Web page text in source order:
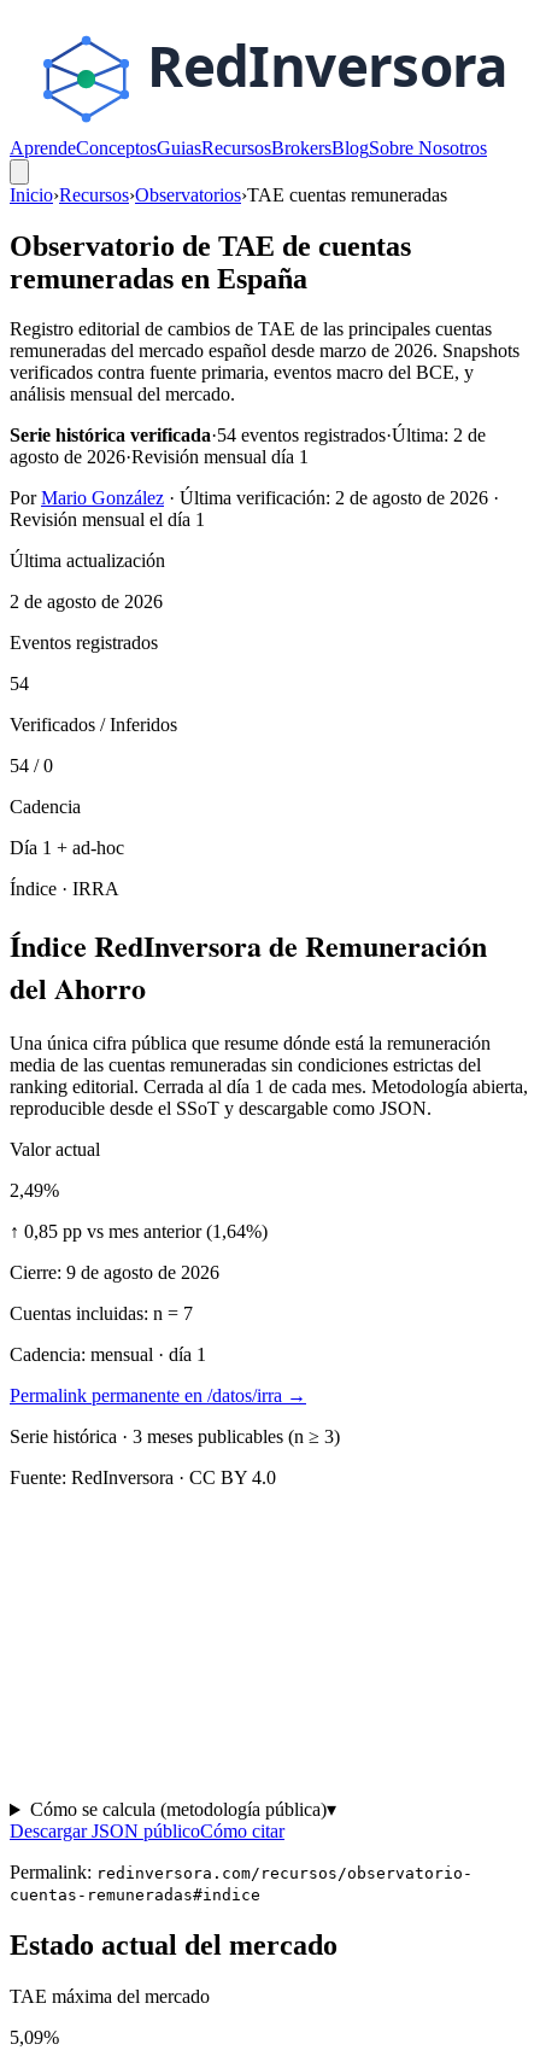
AprendeConceptosGuiasRecursosBrokersBlogSobre Nosotros
Inicio›Recursos›Observatorios›TAE cuentas remuneradas
Observatorio de TAE de cuentas
remuneradas en España
Registro editorial de cambios de TAE de las principales cuentas
remuneradas del mercado español desde marzo de 2026. Snapshots
verificados contra fuente primaria, eventos macro del BCE, y
análisis mensual del mercado.
Serie histórica verificada·54 eventos registrados·Última: 2 de
agosto de 2026·Revisión mensual día 1
Por Mario González · Última verificación: 2 de agosto de 2026 ·
Revisión mensual el día 1
Última actualización
2 de agosto de 2026
Eventos registrados
54
Verificados / Inferidos
54 / 0
Cadencia
Día 1 + ad-hoc
Índice · IRRA
Índice RedInversora de Remuneración
del Ahorro
Una única cifra pública que resume dónde está la remuneración
media de las cuentas remuneradas sin condiciones estrictas del
ranking editorial. Cerrada al día 1 de cada mes. Metodología abierta,
reproducible desde el SSoT y descargable como JSON.
Valor actual
2,49%
↑ 0,85 pp vs mes anterior (1,64%)
Cierre: 9 de agosto de 2026
Cuentas incluidas: n = 7
Cadencia: mensual · día 1
Permalink permanente en /datos/irra →
Serie histórica · 3 meses publicables (n ≥ 3)
Fuente: RedInversora · CC BY 4.0
Cómo se calcula (metodología pública)▾
Descargar JSON públicoCómo citar
Permalink: redinversora.com/recursos/observatorio-
cuentas-remuneradas#indice
Estado actual del mercado
TAE máxima del mercado
5,09%